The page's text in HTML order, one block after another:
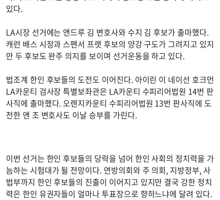
있다.
LA시장 선거에는 앤드루 김 변호사와 수지 김 후보가 출마했다.
캐런 배스 시장과 스펜서 프랫 후보의 양강 구도가 그려지고 있지
만 두 후보도 완주 의지를 보이며 선거운동을 하고 있다.
법조계 한인 후보들의 도전도 이어진다. 아이린 이 네이선 호크먼
LA카운티 검사장 특별보좌관은 LA카운티 수피리어법원 14번 판
사직에 출마했다. 오렌지카운티 수피리어법원 13번 판사직에 도
전한 앤 조 변호사도 이날 승부를 가린다.
이번 선거는 한인 후보들의 당락을 넘어 한인 사회의 정치력을 가
늠하는 시험대가 될 전망이다. 연방의회와 주 의회, 지방정부, 사
법부까지 한인 후보들의 진출이 이어지고 있지만 결국 강한 정치
력은 한인 유권자들이 얼마나 투표장으로 향하느냐에 달려 있다.